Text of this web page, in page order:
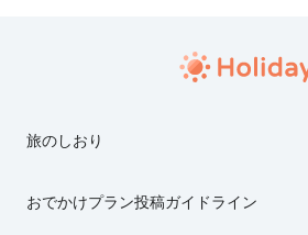
旅のしおり
おでかけプラン投稿ガイドライン